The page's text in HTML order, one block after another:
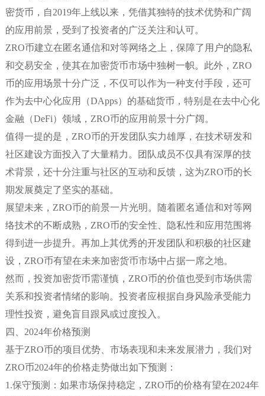
密货币，自2019年上线以来，凭借其独特的技术优势和广阔
的应用前景，受到了投资者的广泛关注和认可。
ZRO币建立在匿名通信和对等网络之上，保障了用户的隐私
和交易安全，使其在加密货币市场中独树一帜。此外，ZRO
币的应用场景十分广泛，不仅可以作为一种支付手段，还可
作为去中心化应用（DApps）的基础货币，特别是在去中心化
金融（DeFi）领域，ZRO币的应用前景十分广阔。
值得一提的是，ZRO币的开发团队实力雄厚，在技术研发和
社区建设方面投入了大量精力。团队成员不仅具有深厚的技
术背景，还十分注重与社区的互动和反馈，这为ZRO币的长
期发展奠定了坚实的基础。
展望未来，ZRO币的前景一片光明。随着匿名通信和对等网
络技术的不断成熟，ZRO币的安全性、隐私性和应用范围将
得到进一步提升。再加上其优秀的开发团队和积极的社区建
设，ZRO币有望在未来加密货币市场中占据一席之地。
然而，投资加密货币需谨慎，ZRO币的价值也受到市场供需
关系和投资者情绪的影响。投资者应根据自身风险承受能力
理性投资，避免盲目跟风或过度投入。
四、2024年价格预测
基于ZRO币的项目优势、市场表现和未来发展潜力，我们对
ZRO币2024年的价格走势做出如下预测：
1.保守预测：如果市场保持稳定，ZRO币的价格有望在2024年